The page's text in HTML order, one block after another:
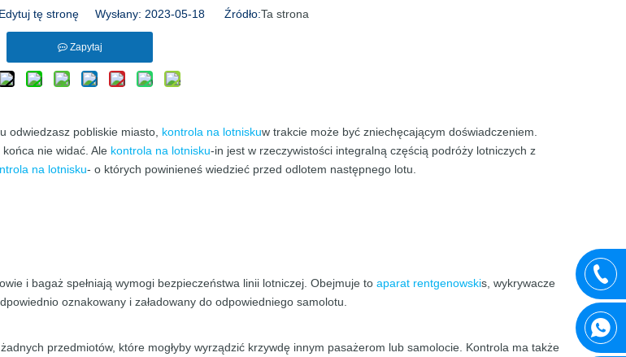
tę stronę Wysłany: 2023-05-18 Źródło:Ta strona
Zapytaj
odwiedzasz pobliskie miasto, kontrola na lotniskuw trakcie może być zniechęcającym doświadczeniem.
nie widać. Ale kontrola na lotnisku-in jest w rzeczywistości integralną częścią podróży lotniczych z
na lotnisku- o których powinieneś wiedzieć przed odlotem następnego lotu.
i bagaż spełniają wymogi bezpieczeństwa linii lotniczej. Obejmuje to aparat rentgenowskis, wykrywacze
oznakowany i załadowany do odpowiedniego samolotu.
przedmiotów, które mogłyby wyrządzić krzywdę innym pasażerom lub samolocie. Kontrola ma także